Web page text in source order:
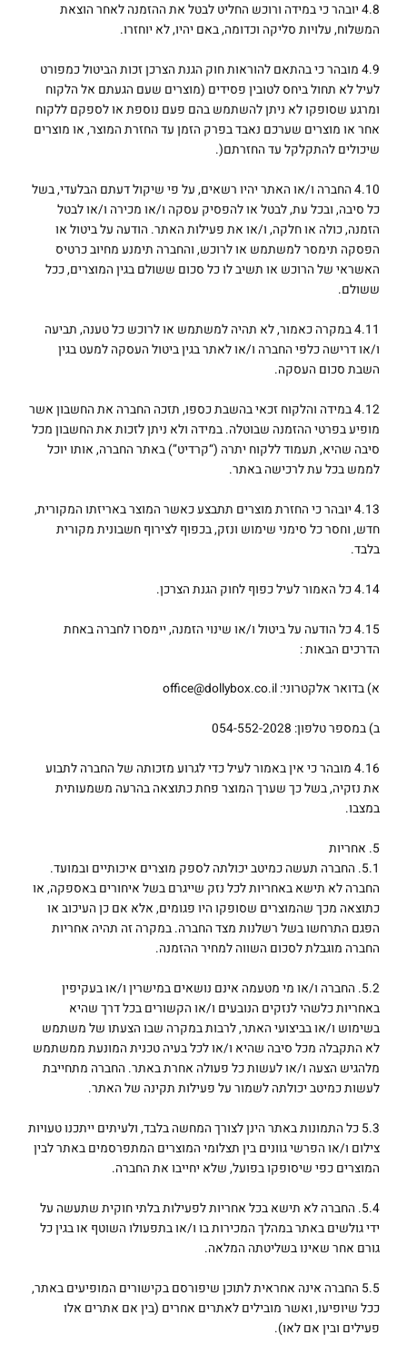
4.8 יובהר כי במידה ורוכש החליט לבטל את ההזמנה לאחר הוצאת
המשלוח, עלויות סליקה וכדומה, באם יהיו, לא יוחזרו.
4.9 מובהר כי בהתאם להוראות חוק הגנת הצרכן זכות הביטול כמפורט
לעיל לא תחול ביחס לטובין פסידים (מוצרים שעם הגעתם אל הלקוח
ומרגע שסופקו לא ניתן להשתמש בהם פעם נוספת או לספקם ללקוח
אחר או מוצרים שערכם נאבד בפרק הזמן עד החזרת המוצר, או מוצרים
שיכולים להתקלקל עד החזרתם(.
4.10 החברה ו/או האתר יהיו רשאים, על פי שיקול דעתם הבלעדי, בשל
כל סיבה, ובכל עת, לבטל או להפסיק עסקה ו/או מכירה ו/או לבטל
הזמנה, כולה או חלקה, ו/או את פעילות האתר. הודעה על ביטול או
הפסקה תימסר למשתמש או לרוכש, והחברה תימנע מחיוב כרטיס
האשראי של הרוכש או תשיב לו כל סכום ששולם בגין המוצרים, ככל
ששולם.
4.11 במקרה כאמור, לא תהיה למשתמש או לרוכש כל טענה, תביעה
ו/או דרישה כלפי החברה ו/או לאתר בגין ביטול העסקה למעט בגין
השבת סכום העסקה.
4.12 במידה והלקוח זכאי בהשבת כספו, תזכה החברה את החשבון אשר
מופיע בפרטי ההזמנה שבוטלה. במידה ולא ניתן לזכות את החשבון מכל
סיבה שהיא, תעמוד ללקוח יתרה (“קרדיט”) באתר החברה, אותו יוכל
לממש בכל עת לרכישה באתר.
4.13 יובהר כי החזרת מוצרים תתבצע כאשר המוצר באריזתו המקורית,
חדש, וחסר כל סימני שימוש ונזק, בכפוף לצירוף חשבונית מקורית
בלבד.
4.14 כל האמור לעיל כפוף לחוק הגנת הצרכן.
4.15 כל הודעה על ביטול ו/או שינוי הזמנה, יימסרו לחברה באחת
הדרכים הבאות :
א) בדואר אלקטרוני: office@dollybox.co.il
ב) במספר טלפון: 054-552-2028
4.16 מובהר כי אין באמור לעיל כדי לגרוע מזכותה של החברה לתבוע
את נזקיה, בשל כך שערך המוצר פחת כתוצאה בהרעה משמעותית
במצבו.
5. אחריות
5.1. החברה תעשה כמיטב יכולתה לספק מוצרים איכותיים ובמועד.
החברה לא תישא באחריות לכל נזק שייגרם בשל איחורים באספקה, או
כתוצאה מכך שהמוצרים שסופקו היו פגומים, אלא אם כן העיכוב או
הפגם התרחשו בשל רשלנות מצד החברה. במקרה זה תהיה אחריות
החברה מוגבלת לסכום השווה למחיר ההזמנה.
5.2. החברה ו/או מי מטעמה אינם נושאים במישרין ו/או בעקיפין
באחריות כלשהי לנזקים הנובעים ו/או הקשורים בכל דרך שהיא
בשימוש ו/או בביצועי האתר, לרבות במקרה שבו הצעתו של משתמש
לא התקבלה מכל סיבה שהיא ו/או לכל בעיה טכנית המונעת ממשתמש
מלהגיש הצעה ו/או לעשות כל פעולה אחרת באתר. החברה מתחייבת
לעשות כמיטב יכולתה לשמור על פעילות תקינה של האתר.
5.3 כל התמונות באתר הינן לצורך המחשה בלבד, ולעיתים ייתכנו טעויות
צילום ו/או הפרשי גוונים בין תצלומי המוצרים המתפרסמים באתר לבין
המוצרים כפי שיסופקו בפועל, שלא יחייבו את החברה.
5.4. החברה לא תישא בכל אחריות לפעילות בלתי חוקית שתעשה על
ידי גולשים באתר במהלך המכירות בו ו/או בתפעולו השוטף או בגין כל
גורם אחר שאינו בשליטתה המלאה.
5.5 החברה אינה אחראית לתוכן שיפורסם בקישורים המופיעים באתר,
ככל שיופיעו, ואשר מובילים לאתרים אחרים (בין אם אתרים אלו
פעילים ובין אם לאו).